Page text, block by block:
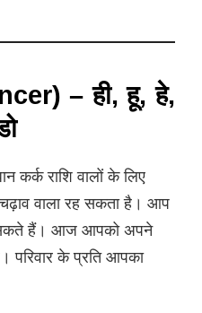
– ही, हू, हे,
कर्क राशि वालों के लिए
वाला रह सकता है। आप
सकते हैं। आज आपको अपने
परिवार के प्रति आपका